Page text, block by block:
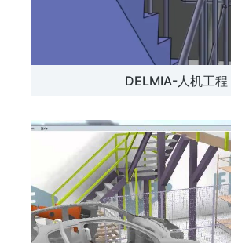
DELMIA-人机工程